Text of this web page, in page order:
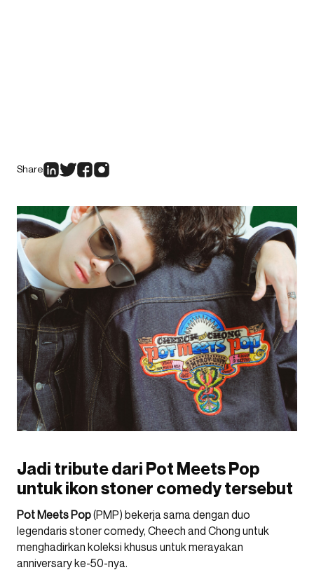
Share
Jadi tribute dari Pot Meets Pop
untuk ikon stoner comedy tersebut
Pot Meets Pop(PMP) bekerja sama dengan duo
legendaris stoner comedy, Cheech and Chong untuk
menghadirkan koleksi khusus untuk merayakan
anniversary ke-50-nya.